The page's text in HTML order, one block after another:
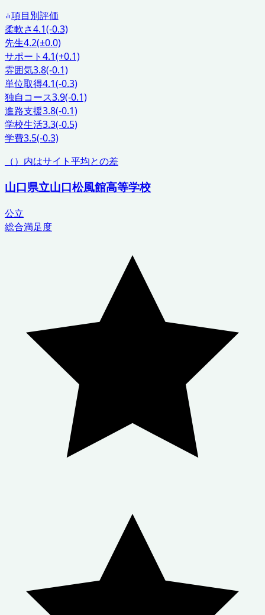
項目別評価
柔軟さ4.1(-0.3)
先生4.2(±0.0)
サポート4.1(+0.1)
雰囲気3.8(-0.1)
単位取得4.1(-0.3)
独自コース3.9(-0.1)
進路支援3.8(-0.1)
学校生活3.3(-0.5)
学費3.5(-0.3)
（）内はサイト平均との差
山口県立山口松風館高等学校
公立
総合満足度